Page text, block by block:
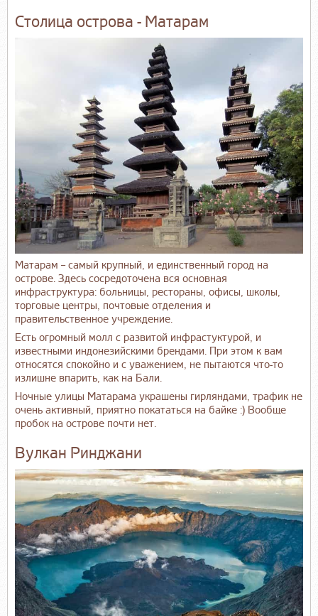
Столица острова - Матарам
Матарам – самый крупный, и единственный город на
острове. Здесь сосредоточена вся основная
инфраструктура: больницы, рестораны, офисы, школы,
торговые центры, почтовые отделения и
правительственное учреждение.
Есть огромный молл с развитой инфрастуктурой, и
известными индонезийскими брендами. При этом к вам
относятся спокойно и с уважением, не пытаются что-то
излишне впарить, как на Бали.
Ночные улицы Матарама украшены гирляндами, трафик не
очень активный, приятно покататься на байке :) Вообще
пробок на острове почти нет.
Вулкан Ринджани